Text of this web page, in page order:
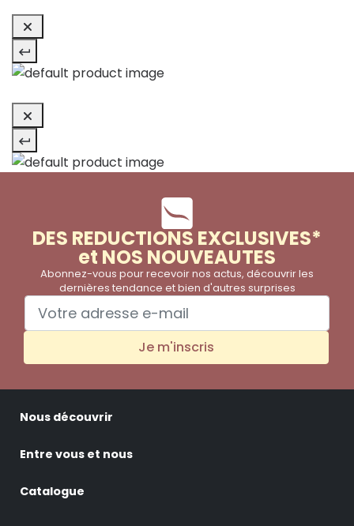
DES REDUCTIONS EXCLUSIVES*
et NOS NOUVEAUTES
Abonnez-vous pour recevoir nos actus, découvrir les
dernières tendance et bien d'autres surprises
Je m'inscris
Nous découvrir
Entre vous et nous
Catalogue